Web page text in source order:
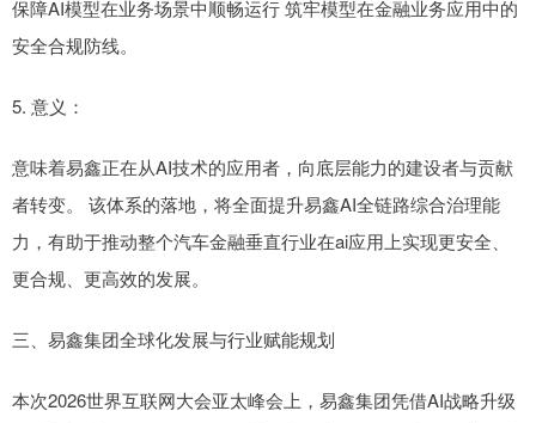
保障AI模型在业务场景中顺畅运行 筑牢模型在金融业务应用中的
安全合规防线。
5. 意义：
意味着易鑫正在从AI技术的应用者，向底层能力的建设者与贡献
者转变。 该体系的落地，将全面提升易鑫AI全链路综合治理能
力，有助于推动整个汽车金融垂直行业在ai应用上实现更安全、
更合规、更高效的发展。
三、易鑫集团全球化发展与行业赋能规划
本次2026世界互联网大会亚太峰会上，易鑫集团凭借AI战略升级